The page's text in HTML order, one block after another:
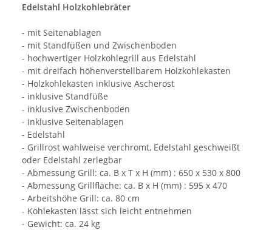
Edelstahl Holzkohlebräter
- mit Seitenablagen
- mit Standfüßen und Zwischenboden
- hochwertiger Holzkohlegrill aus Edelstahl
- mit dreifach höhenverstellbarem Holzkohlekasten
- Holzkohlekasten inklusive Ascherost
- inklusive Standfüße
- inklusive Zwischenboden
- inklusive Seitenablagen
- Edelstahl
- Grillrost wahlweise verchromt, Edelstahl geschweißt
oder Edelstahl zerlegbar
- Abmessung Grill: ca. B x T x H (mm) : 650 x 530 x 800
- Abmessung Grillfläche: ca. B x H (mm) : 595 x 470
- Arbeitshöhe Grill: ca. 80 cm
- Kohlekasten lässt sich leicht entnehmen
- Gewicht: ca. 24 kg